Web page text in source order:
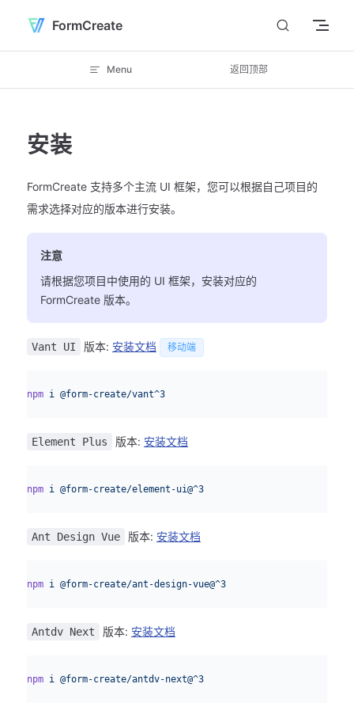
Skip to content
FormCreate
Menu 返回顶部
安装
FormCreate 支持多个主流 UI 框架，您可以根据自己项目的
需求选择对应的版本进行安装。
注意
请根据您项目中使用的 UI 框架，安装对应的
FormCreate 版本。
Vant UI 版本: 安装文档 移动端
npm i @form-create/vant^3
Element Plus 版本: 安装文档
npm i @form-create/element-ui@^3
Ant Design Vue 版本: 安装文档
npm i @form-create/ant-design-vue@^3
Antdv Next 版本: 安装文档
npm i @form-create/antdv-next@^3